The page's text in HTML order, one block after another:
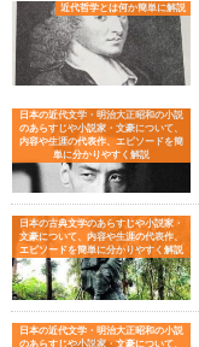
近代哲学とは何か簡単に解説
日本の近代文学・明治大正昭和の小説
のあらすじや小説家・文豪について、
内容や生涯の代表作、エピソードを簡
単に分かりやすく解説
日本の古典文学のあらすじや小説家・
文豪について、内容や生涯の代表作、
エピソードを簡単に分かりやすく解説
日本の近代文学・明治大正昭和の小説
のあらすじや小説家・文豪について、